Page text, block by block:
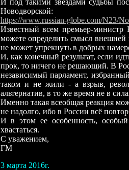
И под такими звездами судьбы
Новодворской:
https://www.russian-globe.com/N23/
Известный всем премьер-
можете определить смысл внешней
не может упрекнуть в добрых
И, как конечный результат, если
прок, то ничего не решающий. В
независимый парламент,
таком и не жили - а взрыв,
альтернатив, в то же время не в
Именно такая всеобщая реакция
не надолго, ибо в России всё
И в этом ее особенность,
хвастаться.
С уважением,
ГМ
3марта 2016г.